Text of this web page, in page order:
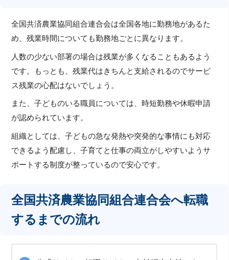
全国共済農業協同組合連合会は全国各地に勤務地があるた
め、残業時間についても勤務地ごとに異なります。
人数の少ない部署の場合は残業が多くなることもあるよう
です。もっとも、残業代はきちんと支給されるのでサービ
ス残業の心配はないでしょう。
また、子どものいる職員については、時短勤務や休暇申請
が認められています。
組織としては、子どもの急な発熱や突発的な事情にも対応
できるよう配慮し、子育てと仕事の両立がしやすいようサ
ポートする制度が整っているので安心です。
全国共済農業協同組合連合会へ転職
するまでの流れ